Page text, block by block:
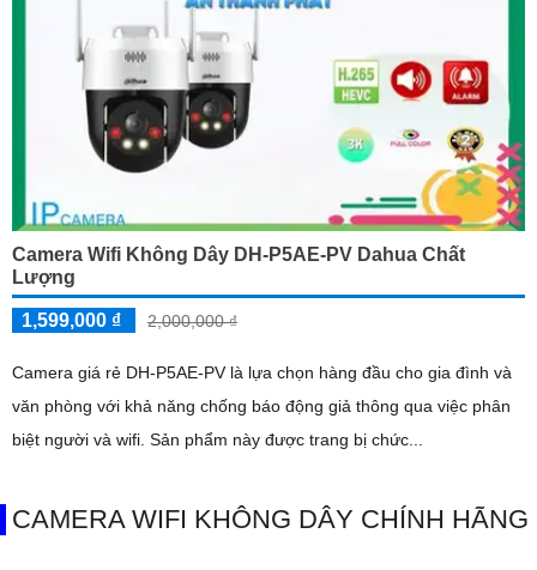
Camera Wifi Không Dây DH-P5AE-PV Dahua Chất
Lượng
1,599,000 ₫ 2,000,000 ₫
Camera giá rẻ DH-P5AE-PV là lựa chọn hàng đầu cho gia đình và
văn phòng với khả năng chống báo động giả thông qua việc phân
biệt người và wifi. Sản phẩm này được trang bị chức...
CAMERA WIFI KHÔNG DÂY CHÍNH HÃNG